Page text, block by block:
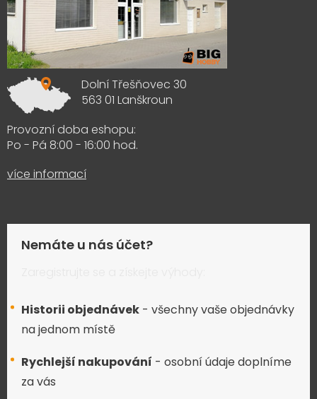
Dolní Třešňovec 30
563 01 Lanškroun
Provozní doba eshopu:
Po - Pá 8:00 - 16:00 hod.
více informací
Nemáte u nás účet?
Historii objednávek - všechny vaše objednávky
na jednom místě
Rychlejší nakupování - osobní údaje doplníme
za vás